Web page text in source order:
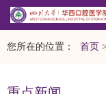
您所在的位置： 首页